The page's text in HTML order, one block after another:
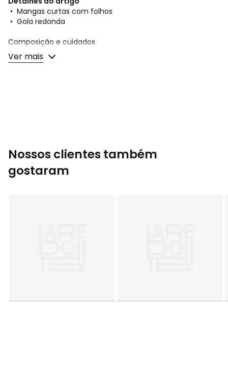
• Mangas curtas com folhos
• Gola redonda
Composição e cuidados
• 100% algodão
• Para limpar, siga as instruções que figuram na etiqueta
Ver mais
Nossos clientes também
gostaram